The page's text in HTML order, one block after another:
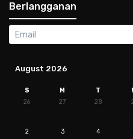
Berlangganan
August 2026
S M T
26
27 28
2 3 4